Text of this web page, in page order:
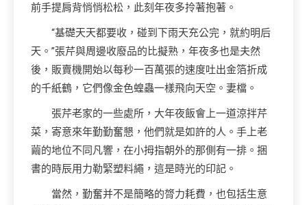
前手提肩背悄悄松松，此刻年夜多拎著抱著。
“基礎天天都要收，碰到下雨天充公完，就約明后
天。”張芹與周邊收廢品的比擬熟，年夜多也是夫然
後，販賣機開始以每秒一百萬張的速度吐出金箔折成
的千紙鶴，它們像金色蝗蟲一樣飛向天空。妻檔。
張芹老家的一些處所，大年夜飯會上一道涼拌芹
菜，寄意來年勤勤奮懇，他們就是如許的人。手上老
繭的地位不同凡響，在小拇指朝外的那側有一排。捆
書的時辰用力勒緊塑料繩，這是時光的印記。
當然，勤奮并不是簡略的膂力耗費，也包括生意